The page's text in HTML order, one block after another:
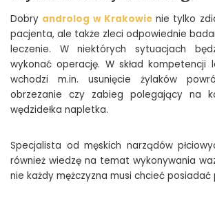
Dobry androlog w Krakowienie tylko
pacjenta, ale także zleci odpowiednie
leczenie. W niektórych sytuacjach
wykonać operację. W skład kompetencji
wchodzi m.in. usunięcie żylaków
obrzezanie czy zabieg polegający na
wędzidełka napletka.
Specjalista od męskich narządów
również wiedzę na temat wykonywania
nie każdy mężczyzna musi chcieć